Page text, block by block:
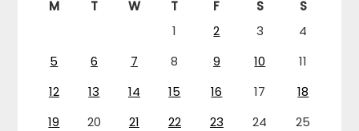
M T W T F S
S
1
2 3
4
5
6 7 8 9 10
11
12
13 14 15 16 17
18
19
20 21 22 23 24
25